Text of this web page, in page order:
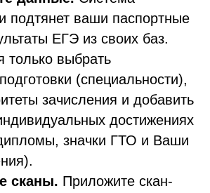
подтянет ваши паспортные
ЕГЭ из своих баз.
только выбрать
(специальности),
зачисления и добавить
достижениях
значки ГТО и Ваши
сканы. Приложите скан-